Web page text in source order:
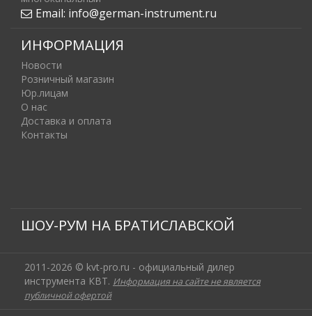
Email: info@german-instrument.ru
ИНФОРМАЦИЯ
Новости
Розничный магазин
Юр.лицам
О нас
Доставка и оплата
Контакты
ШОУ-РУМ НА БРАТИСЛАВСКОЙ
2011-2026 © kvt-pro.ru - официальный дилер
инструмента КВТ. Информация на сайте не является
публичной офертой